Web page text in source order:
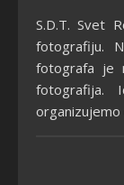
S.D.T. Svet
fotografiju.
fotografa je
fotografija.
organizujemo